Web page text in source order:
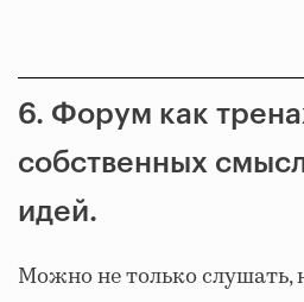
6. Форум как
собственных
идей.
Можно не только слушать,